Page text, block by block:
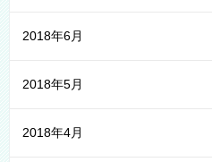
2018年6月
2018年5月
2018年4月